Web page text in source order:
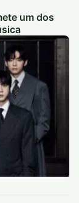
um dos